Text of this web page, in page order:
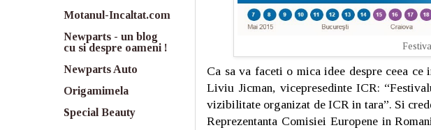
Ca sa va faceti o mica idee despre ceea
Liviu Jicman, vicepresedinte ICR:
vizibilitate organizat de ICR in tara”. Si
Reprezentanta Comisiei Europene in
Motanul-Incaltat.com
Newparts - un blog
cu si despre oameni !
Newparts Auto
Origamimela
Special Beauty